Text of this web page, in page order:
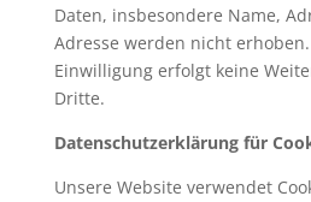
Daten, insbesondere Name,
Adresse werden nicht
Einwilligung erfolgt keine
Dritte.
Datenschutzerklärung für
Unsere Website verwendet